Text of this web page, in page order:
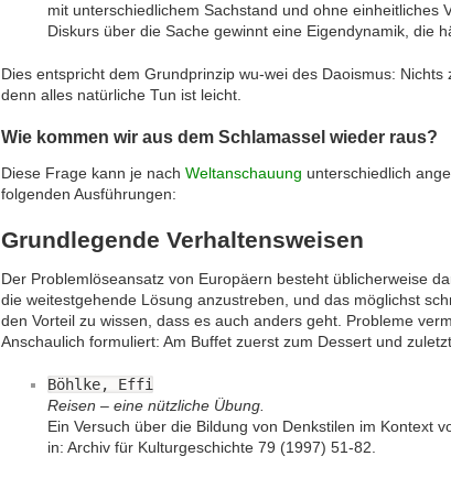
mit unterschiedlichem Sachstand und ohne einheitliches
Diskurs über die Sache gewinnt eine Eigendynamik, die
Dies entspricht dem Grundprinzip wu-wei des Daoismus:
denn alles natürliche Tun ist leicht.
Wie kommen wir aus dem Schlamassel wieder raus?
Diese Frage kann je nach Weltanschauung unterschiedlich
folgenden Ausführungen:
Grundlegende Verhaltensweisen
Der Problemlöseansatz von Europäern besteht üblicherweise
die weitestgehende Lösung anzustreben, und das möglichst
den Vorteil zu wissen, dass es auch anders geht. Probleme
Anschaulich formuliert: Am Buffet zuerst zum Dessert und
Böhlke, Effi
Reisen – eine nützliche Übung.
Ein Versuch über die Bildung von Denkstilen im Kontext
in: Archiv für Kulturgeschichte 79 (1997) 51-82.